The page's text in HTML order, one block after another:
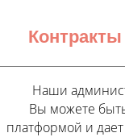
Наши
Вы можете
платформой и